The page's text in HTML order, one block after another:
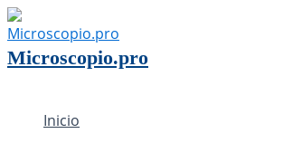
Ir
al
contenido
Microscopio.pro
Inicio